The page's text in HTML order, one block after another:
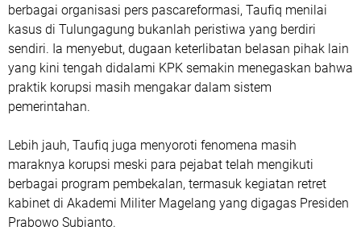
berbagai organisasi pers pascareformasi, Taufiq menilai
kasus di Tulungagung bukanlah peristiwa yang berdiri
sendiri. Ia menyebut, dugaan keterlibatan belasan pihak lain
yang kini tengah didalami KPK semakin menegaskan bahwa
praktik korupsi masih mengakar dalam sistem
pemerintahan.
Lebih jauh, Taufiq juga menyoroti fenomena masih
maraknya korupsi meski para pejabat telah mengikuti
berbagai program pembekalan, termasuk kegiatan retret
kabinet di Akademi Militer Magelang yang digagas Presiden
Prabowo Subianto.